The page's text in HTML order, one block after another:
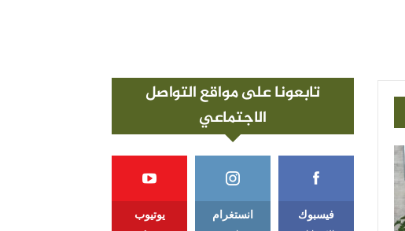
تابعونا على مواقع التواصل
الاجتماعي
فيسبوك انستغرام يوتيوب